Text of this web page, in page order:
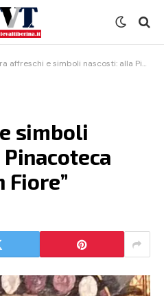
affreschi e simboli nascosti: alla Pinacoteca arriva “Arte in Fiore”
simboli
Fiore”